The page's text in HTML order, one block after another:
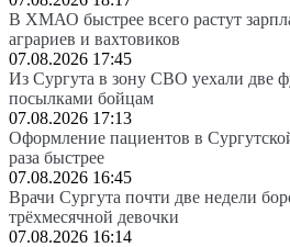
В ХМАО быстрее всего растут
аграриев и вахтовиков
07.08.2026 17:45
Из Сургута в зону СВО уехали две
посылками бойцам
07.08.2026 17:13
Оформление пациентов в
раза быстрее
07.08.2026 16:45
Врачи Сургута почти две недели
трёхмесячной девочки
07.08.2026 16:14